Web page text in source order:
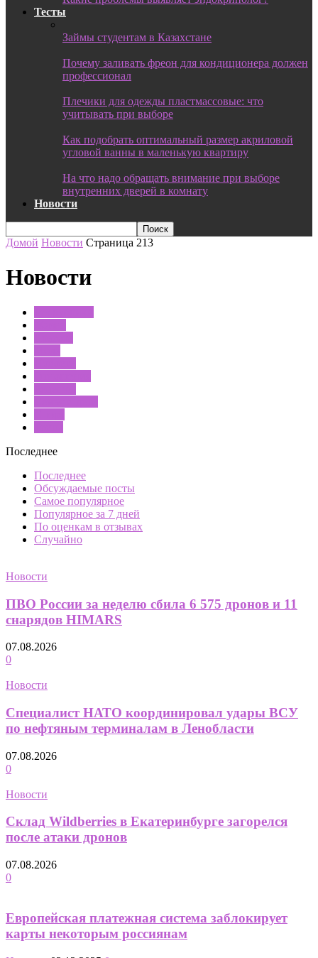
Тесты
Займы студентам в Казахстане
Почему заливать фреон для кондиционера должен
профессионал
Плечики для одежды пластмассовые: что
учитывать при выборе
Как подобрать оптимальный размер акриловой
угловой ванны в маленькую квартиру
На что надо обращать внимание при выборе
внутренних дверей в комнату
Новости
Домой Новости Страница 213
Новости
Последнее
Последнее
Обсуждаемые посты
Самое популярное
Популярное за 7 дней
По оценкам в отзывах
Случайно
Новости
ПВО России за неделю сбила 6 575 дронов и 11
снарядов HIMARS
07.08.2026
0
Новости
Специалист НАТО координировал удары ВСУ
по нефтяным терминалам в Ленобласти
07.08.2026
0
Новости
Склад Wildberries в Екатеринбурге загорелся
после атаки дронов
07.08.2026
0
Европейская платежная система заблокирует
карты некоторым россиянам